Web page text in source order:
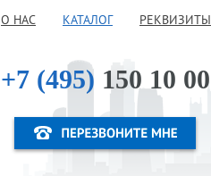
О НАС КАТАЛОГ РЕКВИЗИТЫ
+7 (495) 150 10 00